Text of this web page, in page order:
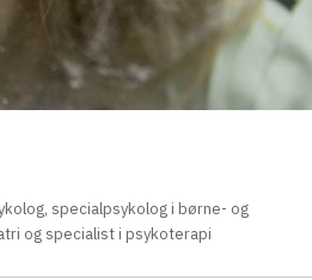
specialpsykolog i børne- og
og specialist i psykoterapi